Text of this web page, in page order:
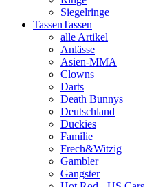
Siegelringe
TassenTassen
alle Artikel
Anlässe
Asien-MMA
Clowns
Darts
Death Bunnys
Deutschland
Duckies
Familie
Frech&Witzig
Gambler
Gangster